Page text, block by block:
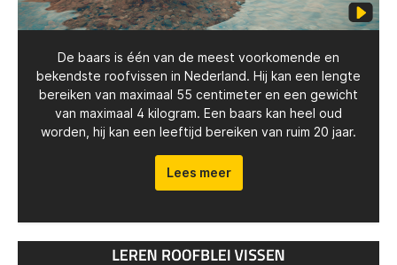
De baars is één van de meest voorkomende en
bekendste roofvissen in Nederland. Hij kan een lengte
bereiken van maximaal 55 centimeter en een gewicht
van maximaal 4 kilogram. Een baars kan heel oud
worden, hij kan een leeftijd bereiken van ruim 20 jaar.
Lees meer